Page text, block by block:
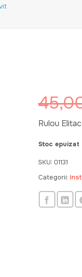
Rulou
Stoc epuizat
SKU: 01131
Categorii: